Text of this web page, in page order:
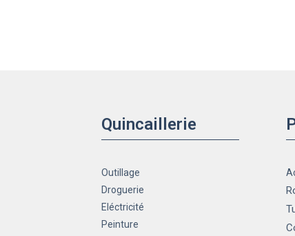
Quincaillerie
Outillage
Droguerie
Eléctricité
Peinture